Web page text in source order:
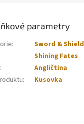
parametry
:
Sword & Shield
Shining Fates
:
Angličtina
: Kusovka